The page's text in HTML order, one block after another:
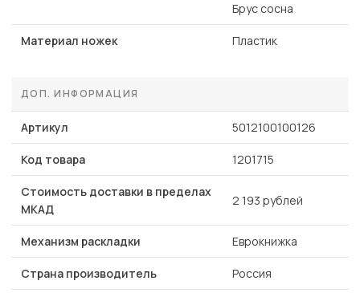
Брус сосна
Материал ножек Пластик
ДОП. ИНФОРМАЦИЯ
Артикул 5012100100126
Код товара 1201715
Стоимость доставки в пределах
МКАД
2 193 рублей
Механизм раскладки Еврокнижка
Страна производитель Россия